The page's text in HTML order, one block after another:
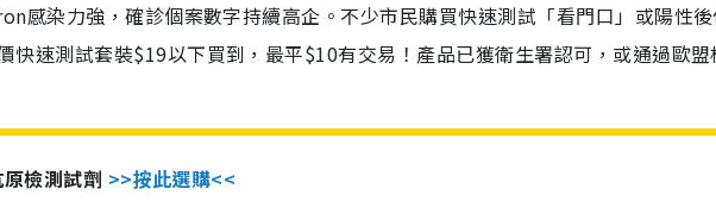
感染力強，確診個案數字持續高企。不少市民購買快速測試「看門口」或陽性
快速測試套裝$19以下買到，最平$10有交易！產品已獲衛生署認可，或通過歐盟
檢測試劑 >>按此選購<<